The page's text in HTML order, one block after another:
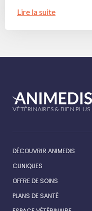
Lire la suite
VÉTÉRINAIRES & BIEN PLUS
DÉCOUVRIR ANIMEDIS
CLINIQUES
OFFRE DE SOINS
PLANS DE SANTÉ